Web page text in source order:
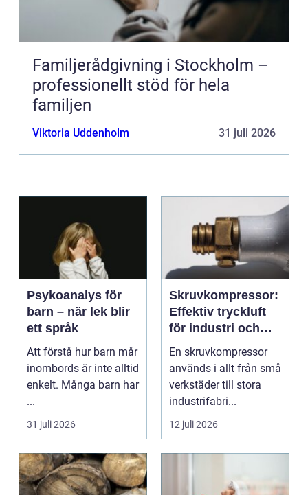
Familjerådgivning i Stockholm –
professionellt stöd för hela
familjen
Viktoria Uddenholm 31 juli 2026
Psykoanalys för
barn – när lek blir
ett språk
Att förstå hur barn mår
inombords är inte alltid
enkelt. Många barn har
...
31 juli 2026
Skruvkompressor:
Effektiv tryckluft
för industri och
verkstad
En skruvkompressor
används i allt från små
verkstäder till stora
industrifabri...
12 juli 2026